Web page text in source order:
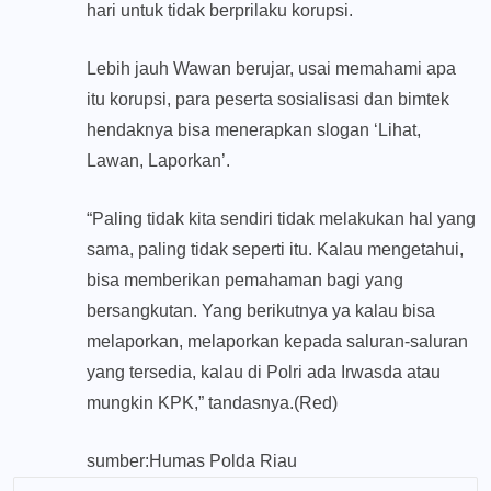
hari untuk tidak berprilaku korupsi.
Lebih jauh Wawan berujar, usai memahami apa
itu korupsi, para peserta sosialisasi dan bimtek
hendaknya bisa menerapkan slogan ‘Lihat,
Lawan, Laporkan’.
“Paling tidak kita sendiri tidak melakukan hal yang
sama, paling tidak seperti itu. Kalau mengetahui,
bisa memberikan pemahaman bagi yang
bersangkutan. Yang berikutnya ya kalau bisa
melaporkan, melaporkan kepada saluran-saluran
yang tersedia, kalau di Polri ada Irwasda atau
mungkin KPK,” tandasnya.(Red)
sumber:Humas Polda Riau